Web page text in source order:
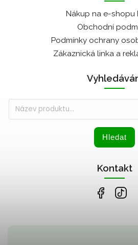
Nákup na e-shopu
Obchodní
Podmínky ochrany
Zákaznická linka a
Hledat
Kontakt